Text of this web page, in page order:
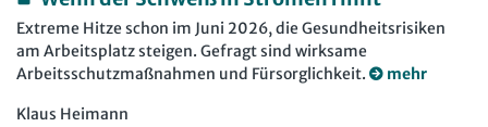
Extreme Hitze schon im Juni 2026, die Gesundheitsrisiken
am Arbeitsplatz steigen. Gefragt sind wirksame
Arbeitsschutzmaßnahmen und Fürsorglichkeit.
mehr
Klaus Heimann